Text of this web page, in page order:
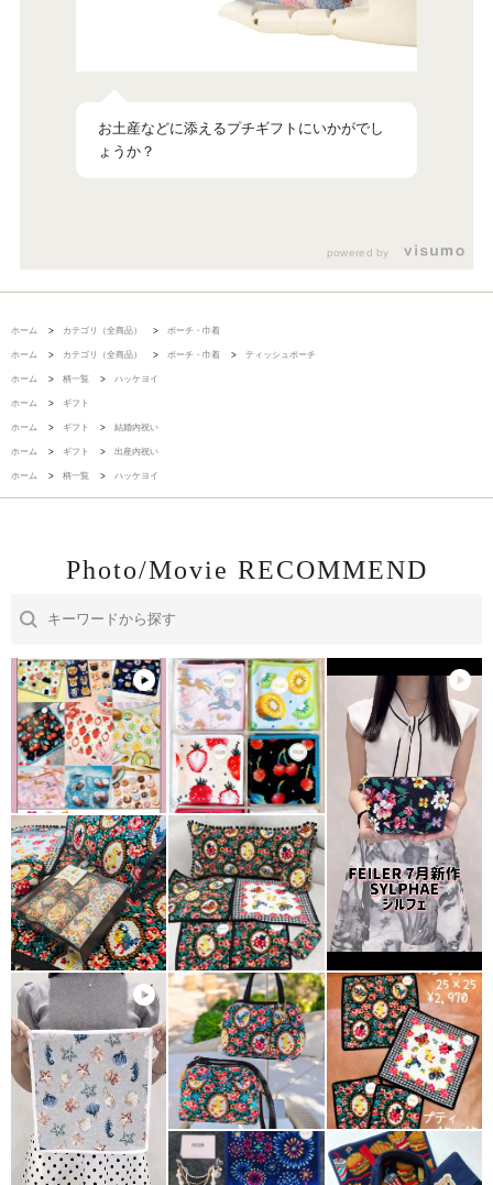
お土産などに添えるプチギフトにいかがでし
powered by
ホーム > カテゴリ（全商品） > ポーチ・巾着
ホーム > カテゴリ（全商品） > ポーチ・巾着 > ティッシュポーチ
ホーム > 柄一覧 > ハッケヨイ
ホーム > ギフト
ホーム > ギフト > 結婚内祝い
ホーム > ギフト > 出産内祝い
ホーム > 柄一覧 > ハッケヨイ
Photo/Movie RECOMMEND